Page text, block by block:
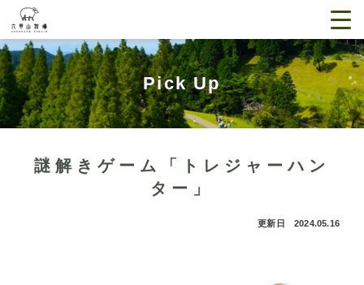
Pick Up
謎解きゲーム「トレジャーハン
ター」
更新日 2024.05.16